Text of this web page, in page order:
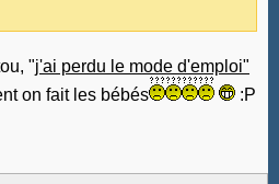
"j'ai perdu le mode d'emploi"
on fait les bébés
:P